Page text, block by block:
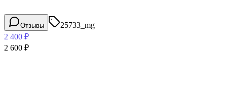
Отзывы
25733_mg
2 400 ₽
2 600 ₽